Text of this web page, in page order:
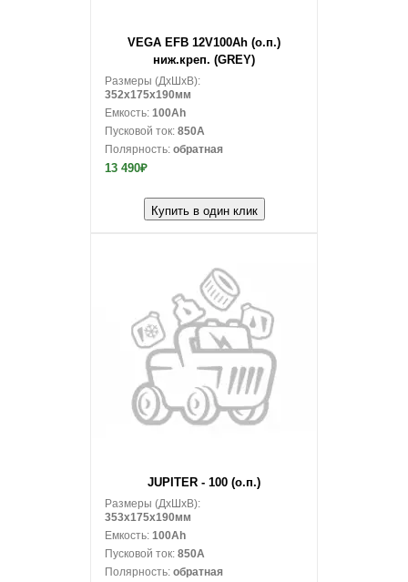
VEGA EFB 12V100Ah (о.п.)
ниж.креп. (GREY)
Размеры (ДxШxВ):
352x175x190мм
Емкость: 100Ah
Пусковой ток: 850A
Полярность: обратная
13 490₽
Купить в один клик
JUPITER - 100 (о.п.)
Размеры (ДxШxВ):
353x175x190мм
Емкость: 100Ah
Пусковой ток: 850A
Полярность: обратная